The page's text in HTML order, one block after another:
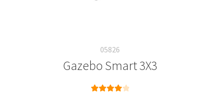
05826
Gazebo Smart 3X3